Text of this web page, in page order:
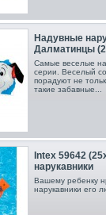
Надувные
Далматинцы
Самые веселые
серии. Веселый
порадуют не
такие забавные...
Intex 59642
нарукавники
Вашему ребенку
нарукавники его